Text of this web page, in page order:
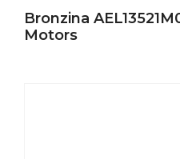
Bronzina
Motors